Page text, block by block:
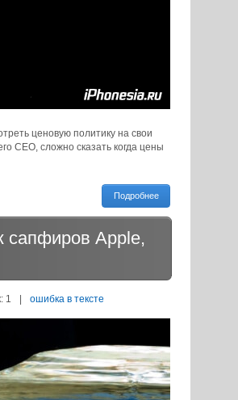
ценовую политику на свои
CEO, сложно сказать когда цены
Подробнее
Apple,
1 | ошибка в тексте